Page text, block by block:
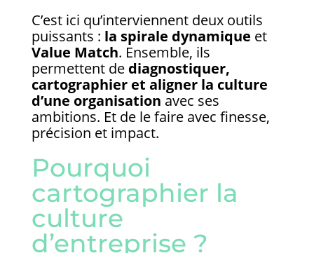
C’est ici qu’interviennent deux outils
puissants : la spirale dynamique et
Value Match. Ensemble, ils
permettent de diagnostiquer,
cartographier et aligner la culture
d’une organisation avec ses
ambitions. Et de le faire avec finesse,
précision et impact.
Pourquoi
cartographier la
culture
d’entreprise ?